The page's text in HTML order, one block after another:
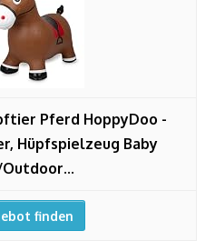
Pferd HoppyDoo -
Hüpfspielzeug Baby
finden